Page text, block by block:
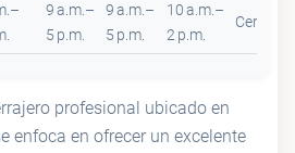
9 a.m.–
5 p.m.
9 a.m.–
5 p.m.
10 a.m.–
2 p.m.
Cerrado
profesional ubicado en
enfoca en ofrecer un excelente